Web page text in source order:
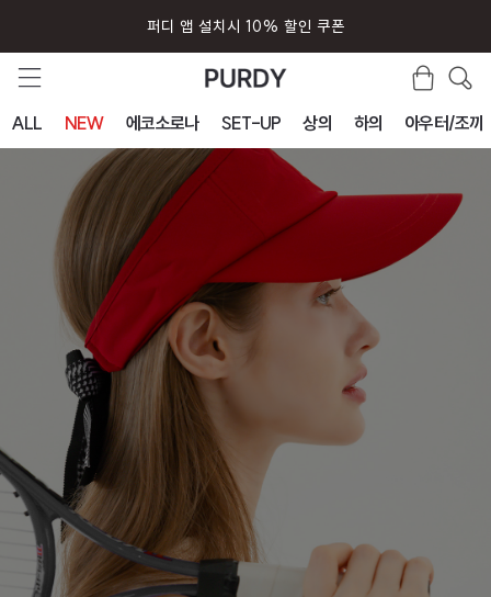
퍼디 앱 설치시 10% 할인 쿠폰
ALL NEW 에코소로나 SET-UP 상의 하의 아우터/조끼